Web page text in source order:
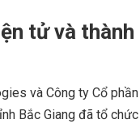
tử và
và Công ty Cổ
Bắc Giang đã tổ